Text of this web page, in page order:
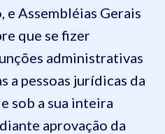
e Assembléias Gerais
que se fizer
administrativas
a pessoas jurídicas da
sob a sua inteira
aprovação da